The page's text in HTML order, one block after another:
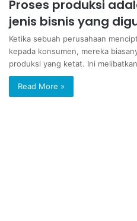
Proses produksi
jenis bisnis yang
Ketika sebuah perusahaan
kepada konsumen, mereka
produksi yang ketat. Ini
Read More »